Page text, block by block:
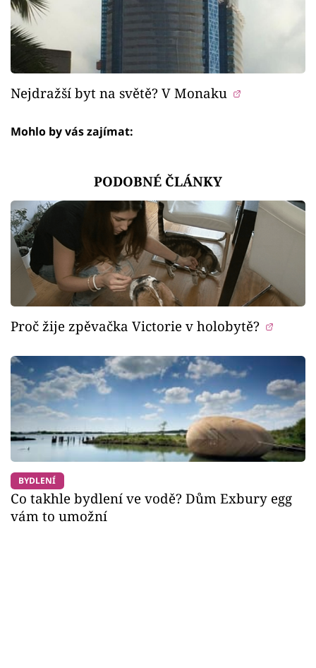
Nejdražší byt na světě? V Monaku
Mohlo by vás zajímat:
PODOBNÉ ČLÁNKY
Proč žije zpěvačka Victorie v holobytě?
BYDLENÍ
Co takhle bydlení ve vodě? Dům Exbury egg
vám to umožní